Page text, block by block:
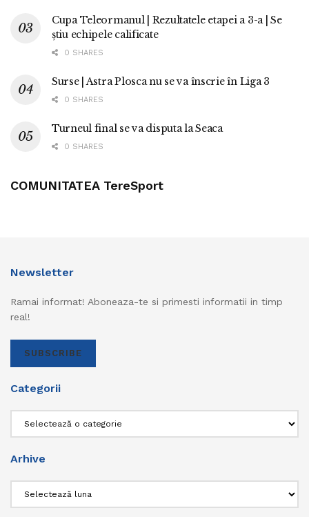
Cupa Teleormanul | Rezultatele etapei a 3-a | Se
știu echipele calificate
0 SHARES
Surse | Astra Plosca nu se va înscrie în Liga 3
0 SHARES
Turneul final se va disputa la Seaca
0 SHARES
COMUNITATEA TereSport
Newsletter
Ramai informat! Aboneaza-te si primesti informatii in timp
real!
SUBSCRIBE
Categorii
Arhive